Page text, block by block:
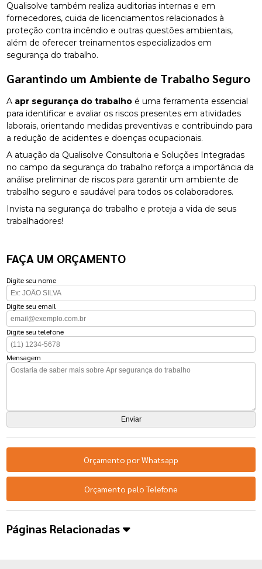
Qualisolve também realiza auditorias internas e em
fornecedores, cuida de licenciamentos relacionados à
proteção contra incêndio e outras questões ambientais,
além de oferecer treinamentos especializados em
segurança do trabalho.
Garantindo um Ambiente de Trabalho Seguro
A apr segurança do trabalho é uma ferramenta essencial
para identificar e avaliar os riscos presentes em atividades
laborais, orientando medidas preventivas e contribuindo para
a redução de acidentes e doenças ocupacionais.
A atuação da Qualisolve Consultoria e Soluções Integradas
no campo da segurança do trabalho reforça a importância da
análise preliminar de riscos para garantir um ambiente de
trabalho seguro e saudável para todos os colaboradores.
Invista na segurança do trabalho e proteja a vida de seus
trabalhadores!
FAÇA UM ORÇAMENTO
Digite seu nome
Digite seu email
Digite seu telefone
Mensagem
Orçamento por Whatsapp
Orçamento pelo Telefone
Páginas Relacionadas